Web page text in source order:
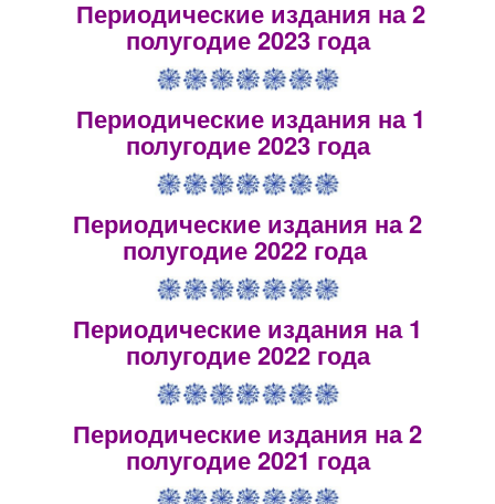
Периодические издания на 2
полугодие 2023 года
Периодические издания на 1
полугодие 2023 года
Периодические издания на 2
полугодие 2022 года
Периодические издания на 1
полугодие 2022 года
Периодические издания на 2
полугодие 2021 года